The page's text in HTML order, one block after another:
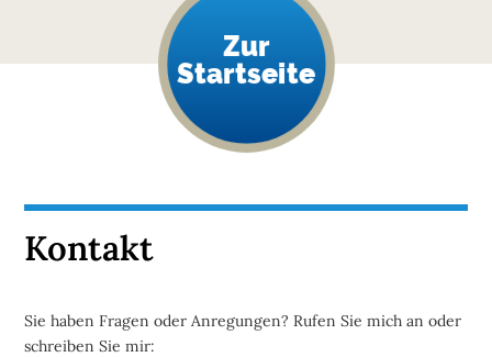
Zur
Startseite
Kontakt
Sie haben Fragen oder Anregungen? Rufen Sie mich an oder
schreiben Sie mir: